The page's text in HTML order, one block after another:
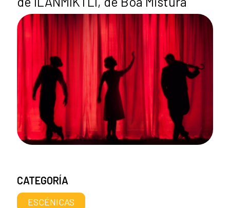
CATEGORÍA
ESCÉNICAS